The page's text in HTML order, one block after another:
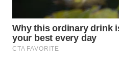
WAHANANEWS
ID
WAHANANEWS